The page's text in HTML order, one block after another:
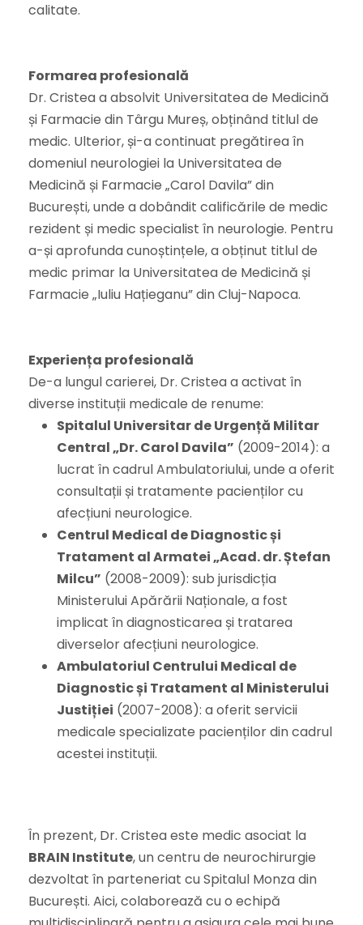
calitate.
Formarea profesională
Dr. Cristea a absolvit Universitatea de Medicină
și Farmacie din Târgu Mureș, obținând titlul de
medic. Ulterior, și-a continuat pregătirea în
domeniul neurologiei la Universitatea de
Medicină și Farmacie „Carol Davila” din
București, unde a dobândit calificările de medic
rezident și medic specialist în neurologie. Pentru
a-și aprofunda cunoștințele, a obținut titlul de
medic primar la Universitatea de Medicină și
Farmacie „Iuliu Hațieganu” din Cluj-Napoca.
Experiența profesională
De-a lungul carierei, Dr. Cristea a activat în
diverse instituții medicale de renume:
Spitalul Universitar de Urgență Militar
Central „Dr. Carol Davila” (2009-2014): a
lucrat în cadrul Ambulatoriului, unde a oferit
consultații și tratamente pacienților cu
afecțiuni neurologice.
Centrul Medical de Diagnostic și
Tratament al Armatei „Acad. dr. Ștefan
Milcu” (2008-2009): sub jurisdicția
Ministerului Apărării Naționale, a fost
implicat în diagnosticarea și tratarea
diverselor afecțiuni neurologice.
Ambulatoriul Centrului Medical de
Diagnostic și Tratament al Ministerului
Justiției (2007-2008): a oferit servicii
medicale specializate pacienților din cadrul
acestei instituții.
În prezent, Dr. Cristea este medic asociat la
BRAIN Institute, un centru de neurochirurgie
dezvoltat în parteneriat cu Spitalul Monza din
București. Aici, colaborează cu o echipă